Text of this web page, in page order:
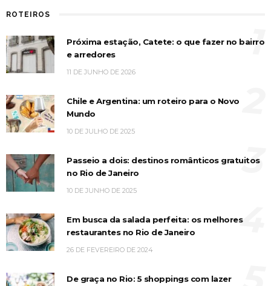
ROTEIROS
Próxima estação, Catete: o que fazer no bairro
e arredores
11 DE JUNHO DE 2026
1
Chile e Argentina: um roteiro para o Novo
Mundo
10 DE JULHO DE 2025
Passeio a dois: destinos românticos gratuitos
no Rio de Janeiro
10 DE JUNHO DE 2025
3
Em busca da salada perfeita: os melhores
restaurantes no Rio de Janeiro
26 DE FEVEREIRO DE 2024
4
De graça no Rio: 5 shoppings com lazer